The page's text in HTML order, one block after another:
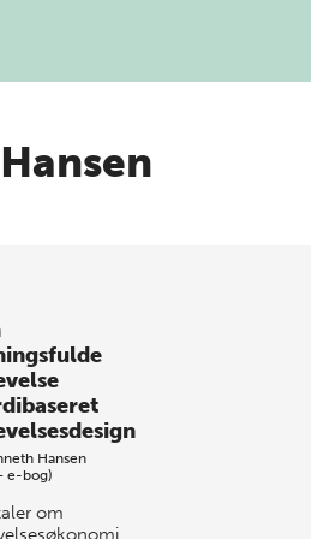
Hansen
e-bog)
om